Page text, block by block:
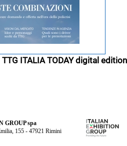
TTG ITALIA TODAY digital edition
GROUP spa
155 - 47921 Rimini